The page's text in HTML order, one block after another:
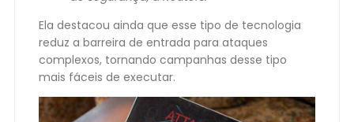
Ela destacou ainda que esse tipo de tecnologia
reduz a barreira de entrada para ataques
complexos, tornando campanhas desse tipo
mais fáceis de executar.